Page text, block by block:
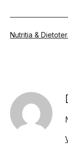
Din
Nutritia &